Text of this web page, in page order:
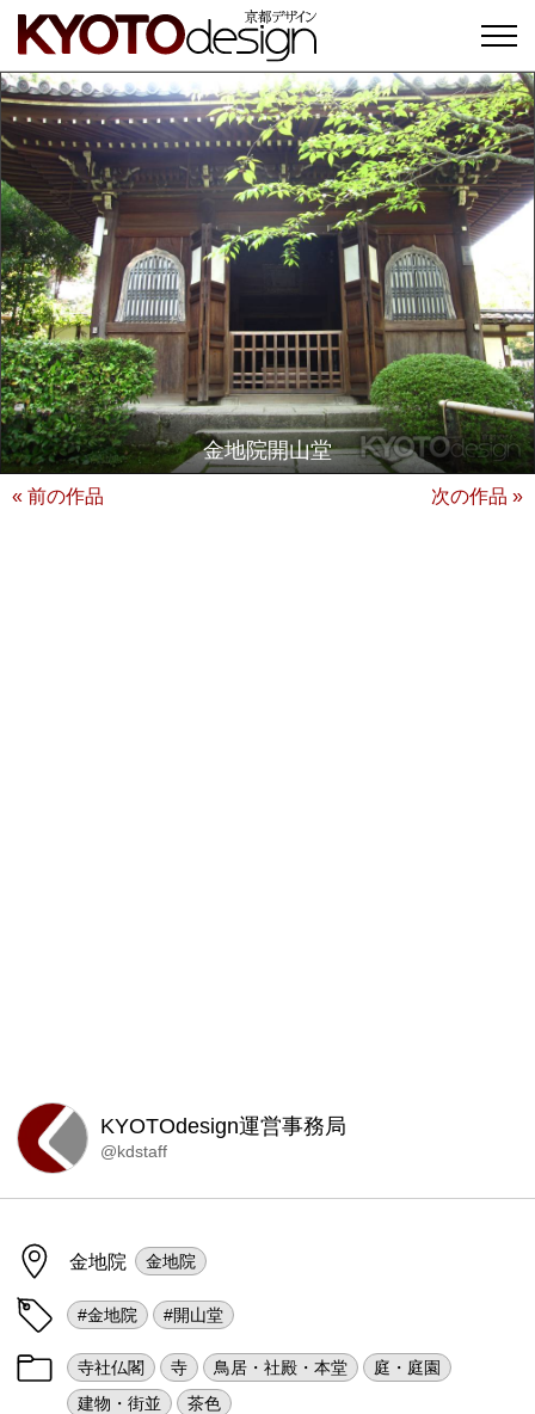
金地院開山堂
« 前の作品 次の作品 »
KYOTOdesign運営事務局
@kdstaff
金地院 金地院
#金地院 #開山堂
寺社仏閣 寺 鳥居・社殿・本堂
庭・庭園
建物・街並
茶色